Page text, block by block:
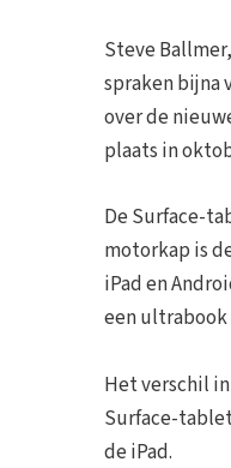
Steve
spraken bijna
over de
plaats in
De Surface-
motorkap is
iPad en
een
Het verschil
Surface-
de iPad.